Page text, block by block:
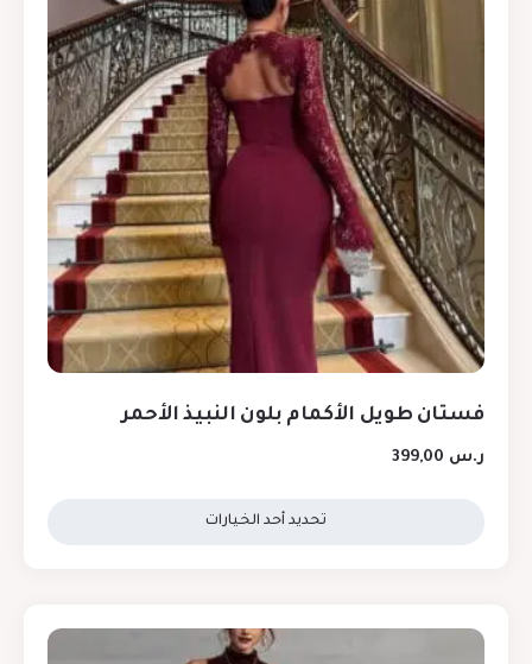
فستان طويل الأكمام بلون النبيذ الأحمر
ر.س
تحديد أحد الخيارات